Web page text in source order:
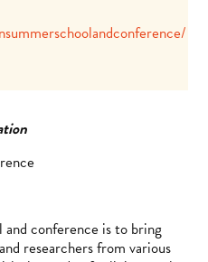
conference is to bring
researchers from various